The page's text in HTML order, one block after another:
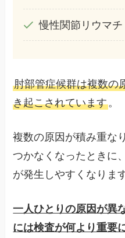
慢性関節リウマチ
肘部管症候群は複数の
き起こされています。
複数の原因が積み重な
つかなくなったときに
が発生しやすくなります
一人ひとりの原因が異
には検査が何より重要